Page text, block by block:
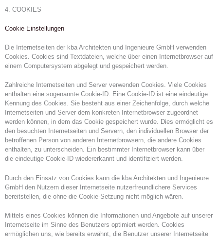
4. COOKIES
Cookie Einstellungen
Die Internetseiten der kba Architekten und Ingenieure GmbH verwenden
Cookies. Cookies sind Textdateien, welche über einen Internetbrowser auf
einem Computersystem abgelegt und gespeichert werden.
Zahlreiche Internetseiten und Server verwenden Cookies. Viele Cookies
enthalten eine sogenannte Cookie-ID. Eine Cookie-ID ist eine eindeutige
Kennung des Cookies. Sie besteht aus einer Zeichenfolge, durch welche
Internetseiten und Server dem konkreten Internetbrowser zugeordnet
werden können, in dem das Cookie gespeichert wurde. Dies ermöglicht es
den besuchten Internetseiten und Servern, den individuellen Browser der
betroffenen Person von anderen Internetbrowsern, die andere Cookies
enthalten, zu unterscheiden. Ein bestimmter Internetbrowser kann über
die eindeutige Cookie-ID wiedererkannt und identifiziert werden.
Durch den Einsatz von Cookies kann die kba Architekten und Ingenieure
GmbH den Nutzern dieser Internetseite nutzerfreundlichere Services
bereitstellen, die ohne die Cookie-Setzung nicht möglich wären.
Mittels eines Cookies können die Informationen und Angebote auf unserer
Internetseite im Sinne des Benutzers optimiert werden. Cookies
ermöglichen uns, wie bereits erwähnt, die Benutzer unserer Internetseite